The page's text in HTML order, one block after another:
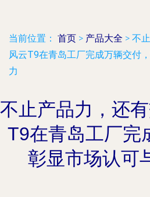
当前位置： 首页 > 产品大全 > 不
风云T9在青岛工厂完成万辆交付
力
不止产品力，还
T9在青岛工厂完
彰显市场认可